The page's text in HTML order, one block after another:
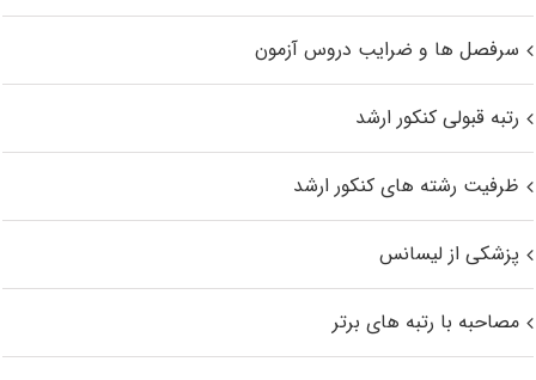
سرفصل ها و ضرایب دروس آزمون
رتبه قبولی کنکور ارشد
ظرفیت رشته های کنکور ارشد
پزشکی از لیسانس
مصاحبه با رتبه های برتر